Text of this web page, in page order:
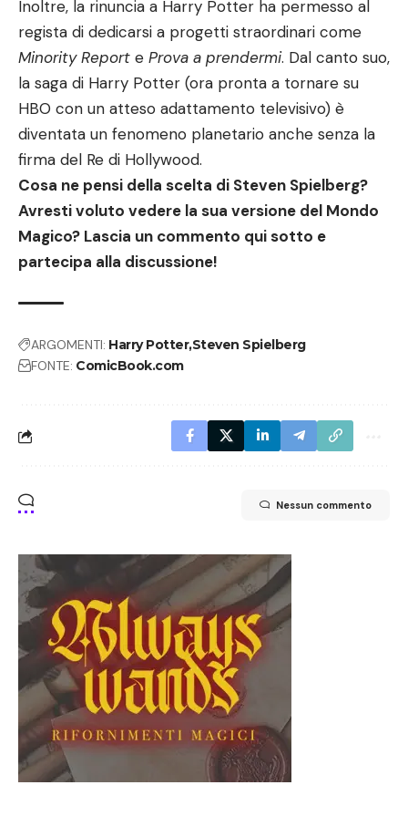
Inoltre, la rinuncia a Harry Potter ha permesso al
regista di dedicarsi a progetti straordinari come
Minority Report e Prova a prendermi. Dal canto suo,
la saga di Harry Potter (ora pronta a tornare su
HBO con un atteso adattamento televisivo) è
diventata un fenomeno planetario anche senza la
firma del Re di Hollywood.
Cosa ne pensi della scelta di Steven Spielberg?
Avresti voluto vedere la sua versione del Mondo
Magico? Lascia un commento qui sotto e
partecipa alla discussione!
ARGOMENTI: Harry PotterSteven Spielberg
FONTE: ComicBook.com
Nessun commento